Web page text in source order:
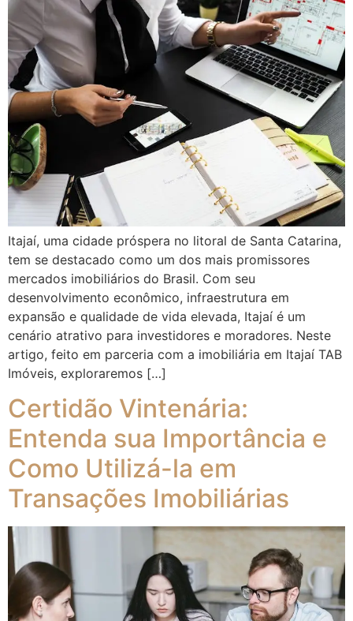
Itajaí, uma cidade próspera no litoral de Santa Catarina,
tem se destacado como um dos mais promissores
mercados imobiliários do Brasil. Com seu
desenvolvimento econômico, infraestrutura em
expansão e qualidade de vida elevada, Itajaí é um
cenário atrativo para investidores e moradores. Neste
artigo, feito em parceria com a imobiliária em Itajaí TAB
Imóveis, exploraremos […]
Certidão Vintenária:
Entenda sua Importância e
Como Utilizá-la em
Transações Imobiliárias